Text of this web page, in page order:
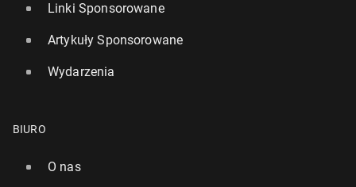
Linki Sponsorowane
Artykuły Sponsorowane
Wydarzenia
BIURO
O nas